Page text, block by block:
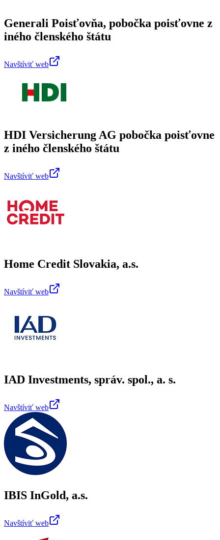
Generali Poisťovňa, pobočka poisťovne z
iného členského štátu
Navštíviť web
HDI Versicherung AG pobočka poisťovne
z iného členského štátu
Navštíviť web
Home Credit Slovakia, a.s.
Navštíviť web
IAD Investments, správ. spol., a. s.
Navštíviť web
IBIS InGold, a.s.
Navštíviť web